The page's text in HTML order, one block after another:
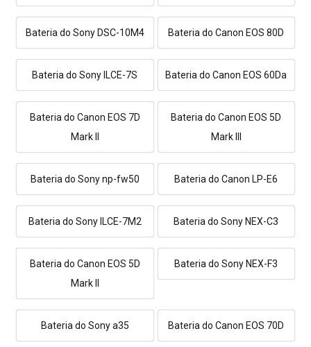
Bateria do Sony DSC-10M4 Bateria do Canon EOS 80D
Bateria do Sony ILCE-7S Bateria do Canon EOS 60Da
Bateria do Canon EOS 7D
Mark II
Bateria do Canon EOS 5D
Mark III
Bateria do Sony np-fw50 Bateria do Canon LP-E6
Bateria do Sony ILCE-7M2 Bateria do Sony NEX-C3
Bateria do Canon EOS 5D
Mark II
Bateria do Sony NEX-F3
Bateria do Sony a35 Bateria do Canon EOS 70D